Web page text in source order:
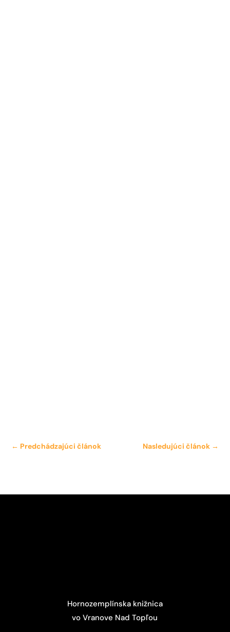
← Predchádzajúci článok Nasledujúci článok→
Hornozemplínska knižnica
vo Vranove Nad Topľou